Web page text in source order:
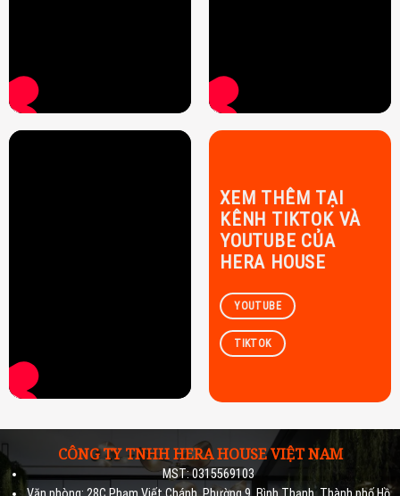
XEM THÊM TẠI
KÊNH TIKTOK VÀ
YOUTUBE CỦA
HERA HOUSE
YOUTUBE
TIKTOK
CÔNG TY TNHH HERA HOUSE VIỆT NAM
MST: 0315569103